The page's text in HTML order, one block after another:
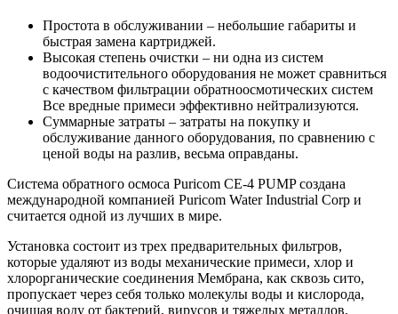
Простота в обслуживании – небольшие габариты и
быстрая замена картриджей.
Высокая степень очистки – ни одна из систем
водоочистительного оборудования не может сравниться
с качеством фильтрации обратноосмотических систем
Все вредные примеси эффективно нейтрализуются.
Суммарные затраты – затраты на покупку и
обслуживание данного оборудования, по сравнению с
ценой воды на разлив, весьма оправданы.
Система обратного осмоса Puricom CE-4 PUMP создана
международной компанией Puricom Water Industrial Corp и
считается одной из лучших в мире.
Установка состоит из трех предварительных фильтров,
которые удаляют из воды механические примеси, хлор и
хлорорганические соединения Мембрана, как сквозь сито,
пропускает через себя только молекулы воды и кислорода,
очищая воду от бактерий, вирусов и тяжелых металлов.